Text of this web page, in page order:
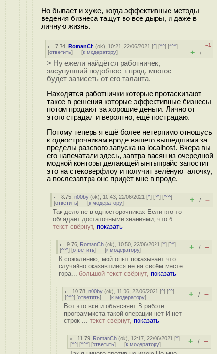
Но бывает и хуже, когда эффективные методы
ведения бизнеса тащут во все дыры, и даже в
личную жизнь.
7.74 ,RomanCh (ok), 10:21, 22/06/2021 [^] [^^] [^^^]
[ответить] [к модератору]
–1
+ / –
> Ну ежели найдётся работничек,
засунувший подобное в прод, многое
будет зависеть от его таланта.
Находятся работнички которые протаскивают
такое в решения которые эффективные бизнесы
потом продают за хорошие деньги. Лично от
этого страдал и вероятно, ещё пострадаю.
Потому теперь я ещё более нетерпимо отношусь
к однострочникам вроде вашего вышедшими за
пределы разового запуска на localhost. Вчера вы
его напечатали здесь, завтра васян из очередной
модной конторы делающей ынтыпрайс запостит
это на стековерфлоу и получит зелёную галочку,
а послезавтра оно придёт мне в проде.
8.75 ,n00by (ok), 10:43, 22/06/2021 [^] [^^] [^^^]
[ответить] [к модератору] + / –
Так дело не в односторочниках Если кто-то
обладает достаточными знаниями, что б...
текст свёрнут, показать
9.76 RomanCh (ok), 10:50, 22/06/2021 [^] [^^]
[^^^] [ответить] [к модератору] + / –
К сожалению, мой опыт показывает что
случайно оказавшиеся не на своём месте
гора... большой текст свёрнут, показать
10.78 ,n00by (ok), 11:06, 22/06/2021 [^] [^^]
[^^^] [ответить] [к модератору] + / –
Вот это всё и объясняет В работе
программиста такой операции нет И нет
строк ... текст свёрнут, показать
11.79 RomanCh (ok), 12:17, 22/06/2021 [^]
[^^] [^^^] [ответить] [к модератору] + / –